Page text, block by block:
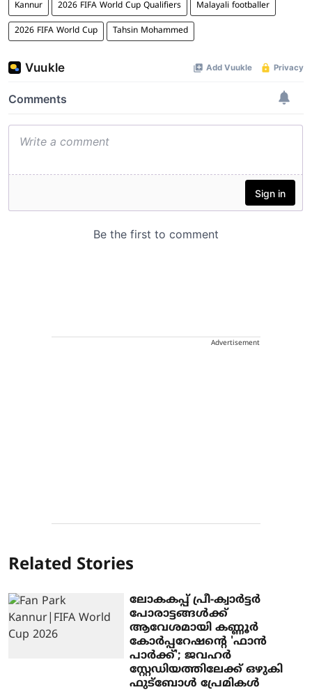
Kannur 2026 FIFA World Cup Qualifiers Malayali footballer
2026 FIFA World Cup Tahsin Mohammed
Advertisement
Related Stories
ലോകകപ്പ് പ്രീ-ക്വാർട്ടർ
പോരാട്ടങ്ങൾക്ക്
ആവേശമായി കണ്ണൂർ
കോർപ്പറേഷന്റെ 'ഫാൻ
പാർക്ക്'; ജവഹർ
സ്റ്റേഡിയത്തിലേക്ക് ഒഴുകി
ഫുട്ബോൾ പ്രേമികൾ